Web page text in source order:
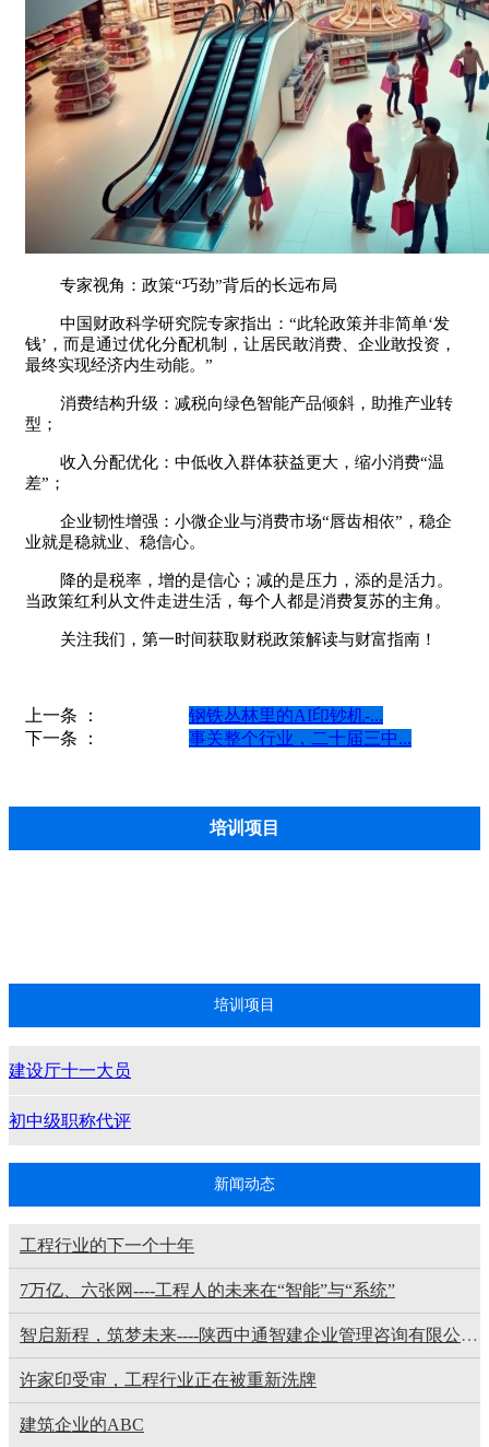
专家视角：政策“巧劲”背后的长远布局
中国财政科学研究院专家指出：“此轮政策并非简单‘发
钱’，而是通过优化分配机制，让居民敢消费、企业敢投资，
最终实现经济内生动能。”
消费结构升级：减税向绿色智能产品倾斜，助推产业转
型；
收入分配优化：中低收入群体获益更大，缩小消费“温
差”；
企业韧性增强：小微企业与消费市场“唇齿相依”，稳企
业就是稳就业、稳信心。
降的是税率，增的是信心；减的是压力，添的是活力。
当政策红利从文件走进生活，每个人都是消费复苏的主角。
关注我们，第一时间获取财税政策解读与财富指南！
上一条 ：
钢铁丛林里的AI印钞机-...
下一条 ：
事关整个行业，二十届三中...
培训项目
培训项目
建设厅十一大员
初中级职称代评
新闻动态
工程行业的下一个十年
‌7万亿、六张网----工程人的未来在“智能”与“系统”‌
智启新程，筑梦未来----陕西中通智建企业管理咨询有限公司祝广大学子金榜题名
许家印受审，工程行业正在被重新洗牌
建筑企业的ABC